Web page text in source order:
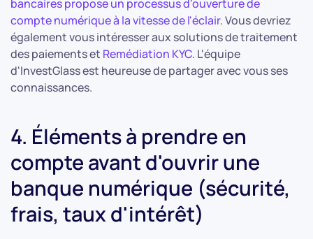
bancaires propose un processus d'ouverture de
compte numérique à la vitesse de l'éclair. Vous devriez
également vous intéresser aux solutions de traitement
des paiements et Remédiation KYC. L'équipe
d'InvestGlass est heureuse de partager avec vous ses
connaissances.
4. Éléments à prendre en
compte avant d'ouvrir une
banque numérique (sécurité,
frais, taux d'intérêt)